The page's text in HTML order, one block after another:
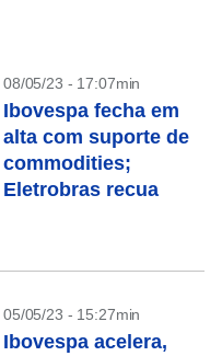
08/05/23 - 17:07min
Ibovespa fecha em
alta com suporte de
commodities;
Eletrobras recua
05/05/23 - 15:27min
Ibovespa acelera,